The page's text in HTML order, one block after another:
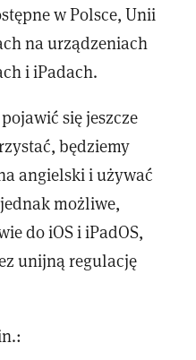
w Polsce, Unii
na urządzeniach
i iPadach.
się jeszcze
będziemy
angielski i używać
możliwe,
do iOS i iPadOS,
unijną regulację